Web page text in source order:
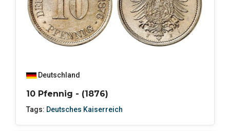
Deutschland
10 Pfennig - (1876)
Tags: Deutsches Kaiserreich